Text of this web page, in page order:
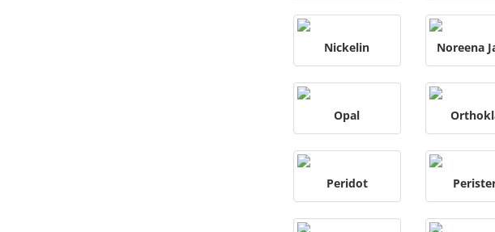
Nickelin Noreena
Opal
Peridot